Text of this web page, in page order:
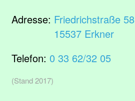
Adresse: Friedrichstraße 58
15537 Erkner
Telefon: 0 33 62/32 05
(Stand 2017)